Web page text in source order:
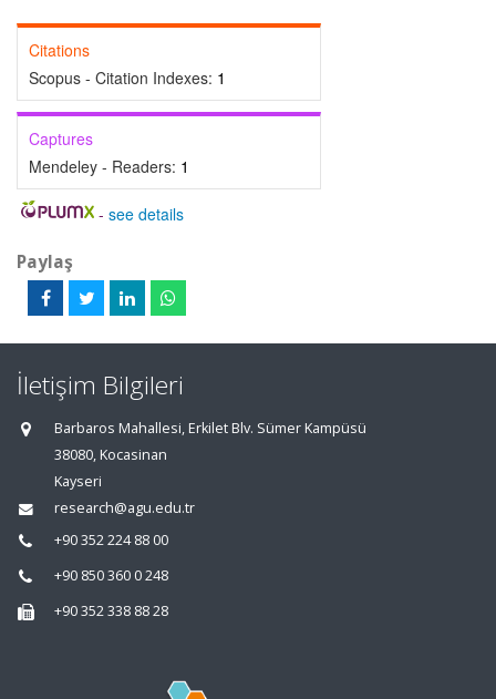
Citations
Scopus - Citation Indexes: 1
Captures
Mendeley - Readers: 1
- see details
Paylaş
İletişim Bilgileri
Barbaros Mahallesi, Erkilet Blv. Sümer Kampüsü
38080, Kocasinan
Kayseri
research@agu.edu.tr
+90 352 224 88 00
+90 850 360 0 248
+90 352 338 88 28